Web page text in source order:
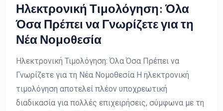
Ηλεκτρονική Τιμολόγηση: Όλα
Όσα Πρέπει να Γνωρίζετε για τη
Νέα Νομοθεσία
Ηλεκτρονική Τιμολόγηση: Όλα Όσα Πρέπει να
Γνωρίζετε για τη Νέα Νομοθεσία Η ηλεκτρονική
τιμολόγηση αποτελεί πλέον υποχρεωτική
διαδικασία για πολλές επιχειρήσεις, σύμφωνα με τη